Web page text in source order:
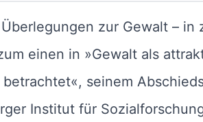
zur Gewalt – in
einen in »Gewalt als
seinem
Institut für